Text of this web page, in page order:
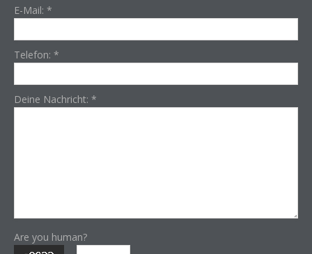
E-Mail: *
Telefon: *
Deine Nachricht: *
Are you human?